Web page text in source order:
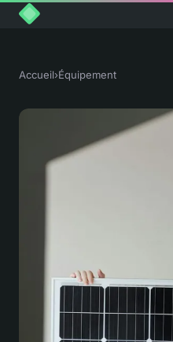
Accueil›Équipement